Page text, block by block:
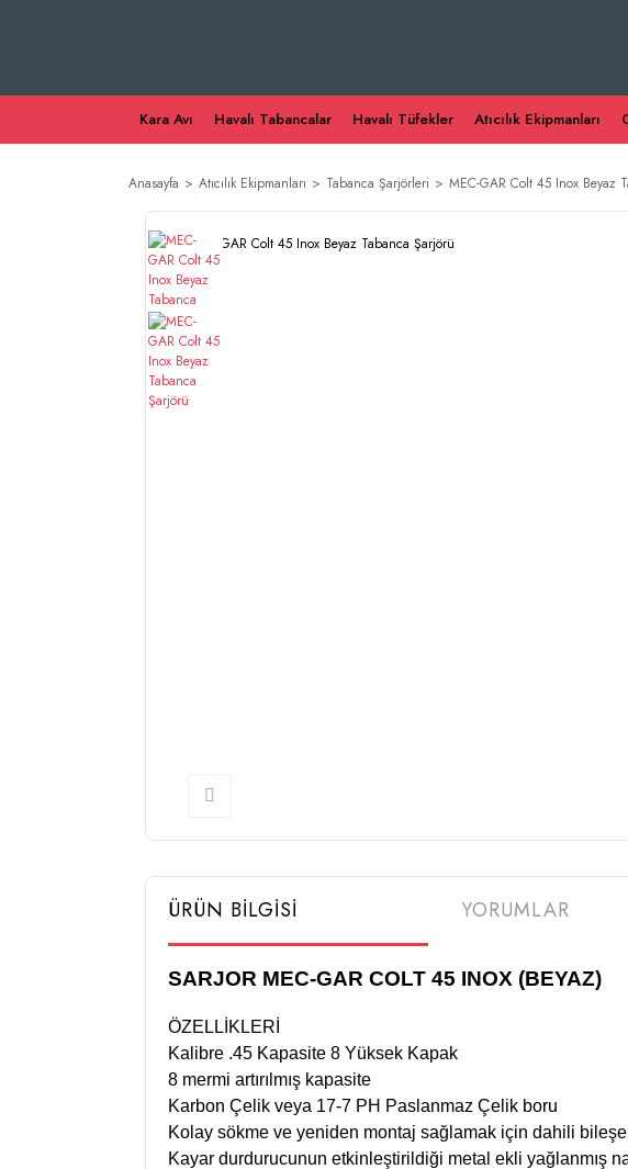
Kara Avı Havalı Tabancalar Havalı Tüfekler Atıcılık Ekipmanları
Anasayfa Atıcılık Ekipmanları Tabanca Şarjörleri MEC-GAR Colt 45 Inox Beyaz
ÜRÜN BİLGİSİ
SARJOR MEC-GAR COLT 45 INOX (BEYAZ)
ÖZELLİKLERİ
Kalibre .45 Kapasite 8 Yüksek Kapak
8 mermi artırılmış kapasite
Karbon Çelik veya 17-7 PH Paslanmaz Çelik boru
Kolay sökme ve yeniden montaj sağlamak için dahili
Kayar durdurucunun etkinleştirildiği metal ekli yağlanmış
YORUMLAR